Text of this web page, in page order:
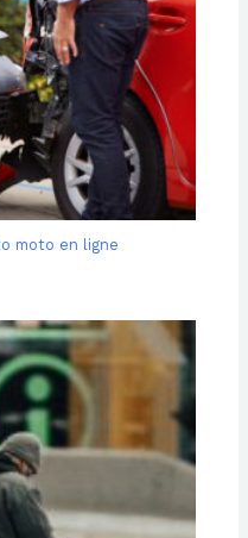
moto en ligne